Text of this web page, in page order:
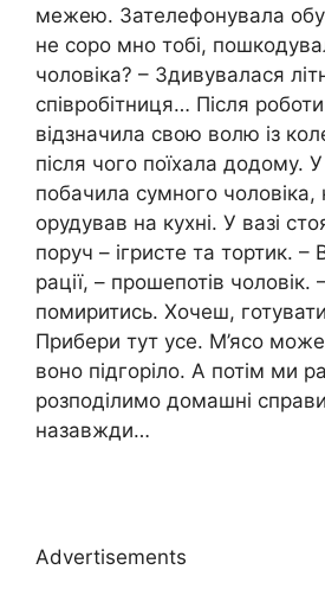
межею. Зателефонувала
не соро мно тобі,
чоловіка? – Здивувалася
співробітниця… Після
відзначила свою волю із
після чого поїхала додому.
побачила сумного чоловіка,
орудував на кухні. У вазі
поруч – ігристе та тортик.
рації, – прошепотів
помиритись. Хочеш,
Прибери тут усе. М’ясо
воно підгоріло. А потім ми
розподілимо домашні
назавжди…
Advertisements